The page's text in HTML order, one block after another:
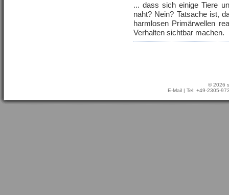
... dass sich einige Tiere
naht? Nein? Tatsache ist,
harmlosen Primärwellen
Verhalten sichtbar machen.
© 2026
E-Mail | Tel: +49-2305-